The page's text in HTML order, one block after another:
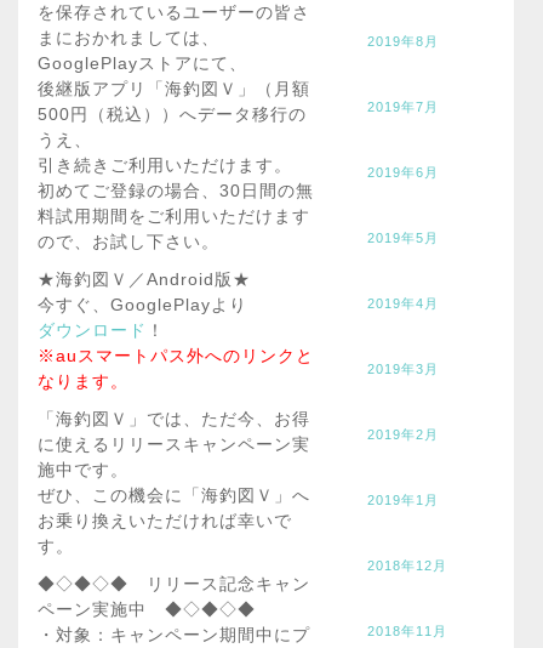
を保存されているユーザーの皆さ
まにおかれましては、
GooglePlayストアにて、
後継版アプリ「海釣図Ｖ」（月額
500円（税込））へデータ移行の
うえ、
引き続きご利用いただけます。
初めてご登録の場合、30日間の無
料試用期間をご利用いただけます
ので、お試し下さい。
★海釣図Ｖ／Android版★
今すぐ、GooglePlayより
ダウンロード ！
※auスマートパス外へのリンクと
なります。
「海釣図Ｖ」では、ただ今、お得
に使えるリリースキャンペーン実
施中です。
ぜひ、この機会に「海釣図Ｖ」へ
お乗り換えいただければ幸いで
す。
◆◇◆◇◆ リリース記念キャン
ペーン実施中 ◆◇◆◇◆
・対象：キャンペーン期間中にプ
2019年8月
2019年7月
2019年6月
2019年5月
2019年4月
2019年3月
2019年2月
2019年1月
2018年12月
2018年11月